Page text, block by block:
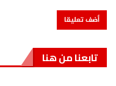
تابعنا من هنا